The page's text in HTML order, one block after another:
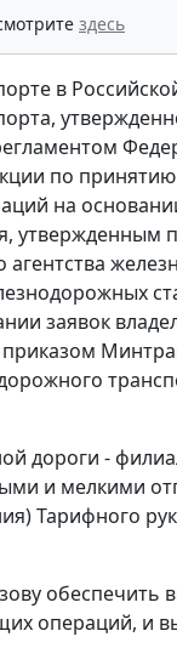
здесь
в
по
на
утвержденным
заявок
дороги -
и мелкими
Тарифного
обеспечить
операций, и